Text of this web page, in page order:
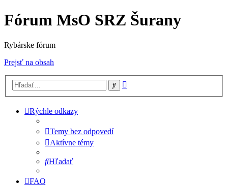
Fórum MsO SRZ Šurany
Rybárske fórum
Prejsť na obsah
Hľadať
Rýchle odkazy
Temy bez odpovedí
Aktívne témy
Hľadať
FAQ